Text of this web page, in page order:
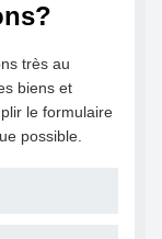
très au
biens et
le formulaire
possible.